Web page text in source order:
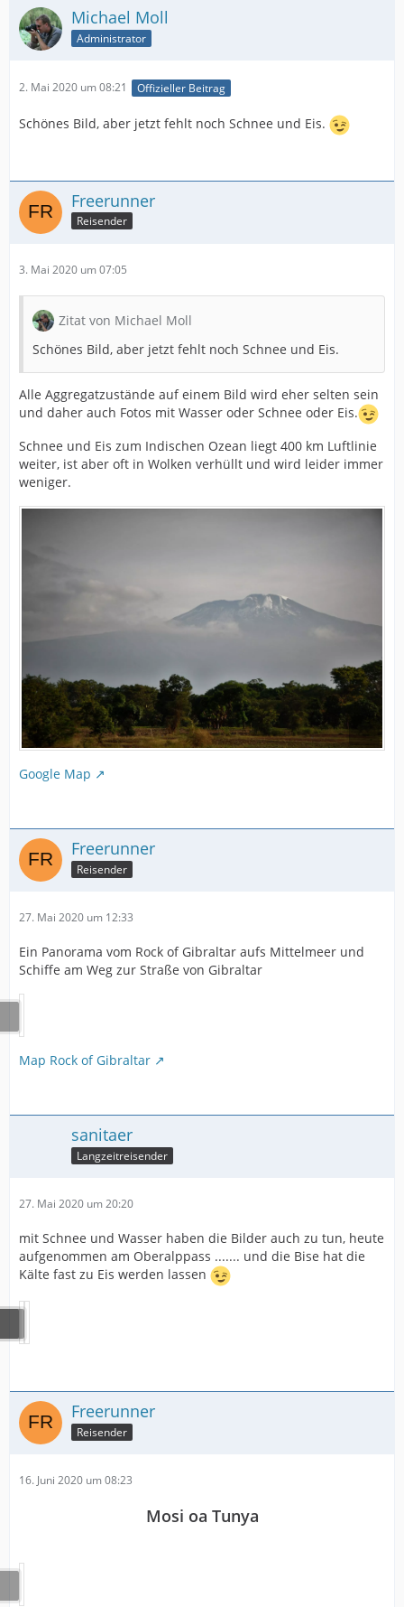
Michael Moll
Administrator
2. Mai 2020 um 08:21 Offizieller Beitrag
Schönes Bild, aber jetzt fehlt noch Schnee und Eis.
Freerunner
Reisender
3. Mai 2020 um 07:05
Zitat von Michael Moll
Schönes Bild, aber jetzt fehlt noch Schnee und Eis.
Alle Aggregatzustände auf einem Bild wird eher selten sein
und daher auch Fotos mit Wasser oder Schnee oder Eis.
Schnee und Eis zum Indischen Ozean liegt 400 km Luftlinie
weiter, ist aber oft in Wolken verhüllt und wird leider immer
weniger.
Google Map
Freerunner
Reisender
27. Mai 2020 um 12:33
Ein Panorama vom Rock of Gibraltar aufs Mittelmeer und
Schiffe am Weg zur Straße von Gibraltar
Map Rock of Gibraltar
sanitaer
Langzeitreisender
27. Mai 2020 um 20:20
mit Schnee und Wasser haben die Bilder auch zu tun, heute
aufgenommen am Oberalppass ....... und die Bise hat die
Kälte fast zu Eis werden lassen
Freerunner
Reisender
16. Juni 2020 um 08:23
Mosi oa Tunya